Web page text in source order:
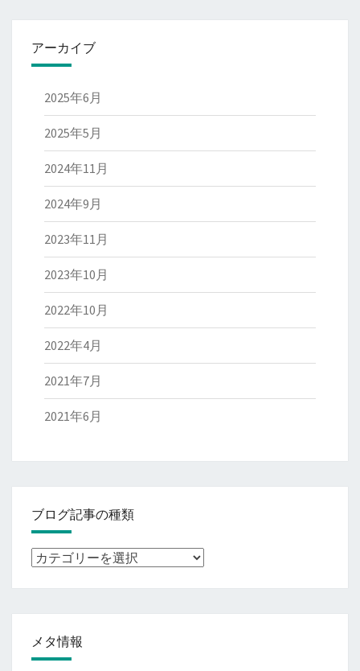
事
の
アーカイブ
2025年6月
2025年5月
2024年11月
2024年9月
2023年11月
2023年10月
2022年10月
2022年4月
2021年7月
2021年6月
ブログ記事の種類
ブ
事
の
メタ情報